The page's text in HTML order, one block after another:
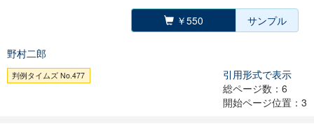
￥550 サンプル
野村二郎
判例タイムズ No.477
引用形式で表示
総ページ数：6
開始ページ位置：3